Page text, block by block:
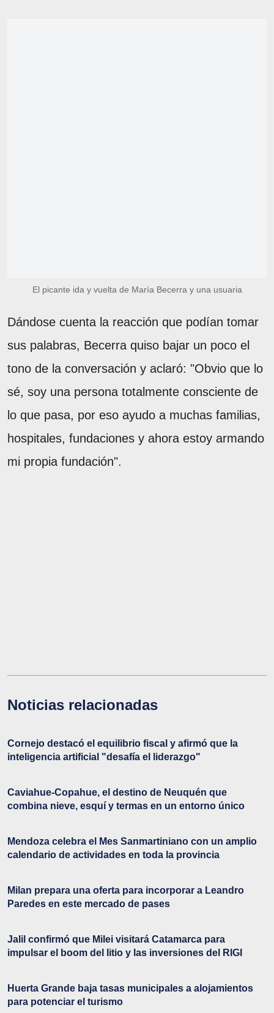
El picante ida y vuelta de María Becerra y una usuaria
Dándose cuenta la reacción que podían tomar
sus palabras, Becerra quiso bajar un poco el
tono de la conversación y aclaró: "Obvio que lo
sé, soy una persona totalmente consciente de
lo que pasa, por eso ayudo a muchas familias,
hospitales, fundaciones y ahora estoy armando
mi propia fundación".
Noticias relacionadas
Cornejo destacó el equilibrio fiscal y afirmó que la
inteligencia artificial "desafía el liderazgo"
Caviahue-Copahue, el destino de Neuquén que
combina nieve, esquí y termas en un entorno único
Mendoza celebra el Mes Sanmartiniano con un amplio
calendario de actividades en toda la provincia
Milan prepara una oferta para incorporar a Leandro
Paredes en este mercado de pases
Jalil confirmó que Milei visitará Catamarca para
impulsar el boom del litio y las inversiones del RIGI
Huerta Grande baja tasas municipales a alojamientos
para potenciar el turismo